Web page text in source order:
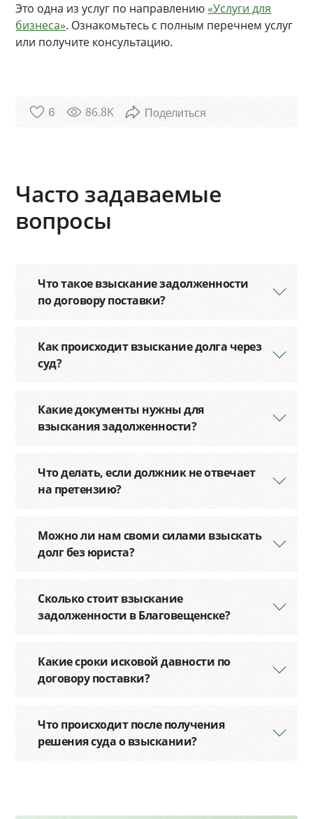
Это одна из услуг по направлению «Услуги для
бизнеса». Ознакомьтесь с полным перечнем услуг
или получите консультацию.
6 86.8K
Часто задаваемые
вопросы
Что такое взыскание задолженности
по договору поставки?
Как происходит взыскание долга через
суд?
Какие документы нужны для
взыскания задолженности?
Что делать, если должник не отвечает
на претензию?
Можно ли нам своми силами взыскать
долг без юриста?
Сколько стоит взыскание
задолженности в Благовещенске?
Какие сроки исковой давности по
договору поставки?
Что происходит после получения
решения суда о взыскании?